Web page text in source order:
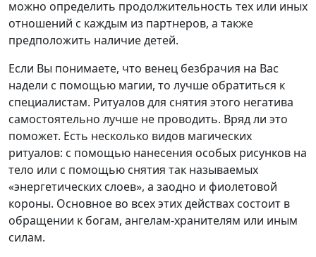
можно определить продолжительность тех или иных
отношений с каждым из партнеров, а также
предположить наличие детей.
Если Вы понимаете, что венец безбрачия на Вас
надели с помощью магии, то лучше обратиться к
специалистам. Ритуалов для снятия этого негатива
самостоятельно лучше не проводить. Вряд ли это
поможет. Есть несколько видов магических
ритуалов: с помощью нанесения особых рисунков на
тело или с помощью снятия так называемых
«энергетических слоев», а заодно и фиолетовой
короны. Основное во всех этих действах состоит в
обращении к богам, ангелам-хранителям или иным
силам.